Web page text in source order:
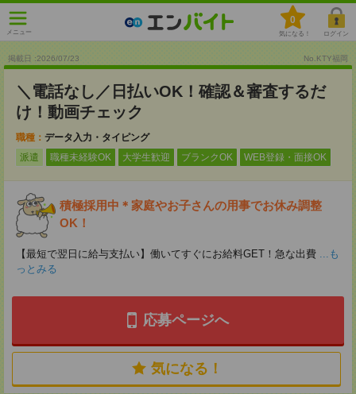
メニュー
0
気になる！ ログイン
掲載日 :2026/07/23 No.KTY福岡
＼電話なし／日払いOK！確認＆審査するだ
け！動画チェック
職種： データ入力・タイピング
派遣
職種未経験OK 大学生歓迎 ブランクOK WEB登録・面接OK
積極採用中＊家庭やお子さんの用事でお休み調整
OK！
【最短で翌日に給与支払い】働いてすぐにお給料GET！急な出費 ...も
っとみる
応募ページへ
気になる！